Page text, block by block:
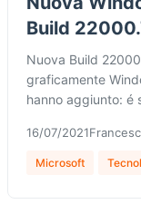
Build
Nuova Build
graficamente
hanno aggiunto:
16/07/2021
Microsoft